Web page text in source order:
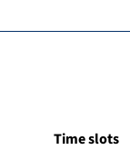
Time slots